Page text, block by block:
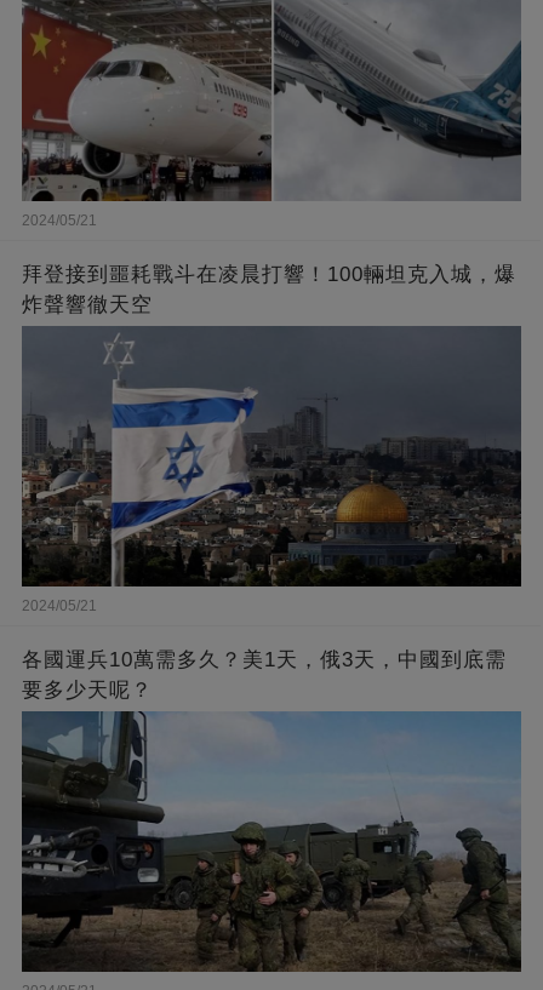
2024/05/21
拜登接到噩耗戰斗在凌晨打響！100輛坦克入城，爆
炸聲響徹天空
2024/05/21
各國運兵10萬需多久？美1天，俄3天，中國到底需
要多少天呢？